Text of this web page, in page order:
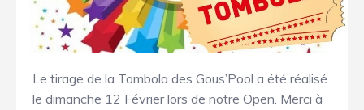
Le tirage de la Tombola des Gous’Pool a été réalisé
le dimanche 12 Février lors de notre Open. Merci à